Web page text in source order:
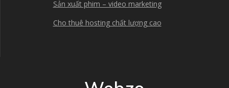
Sản xuất phim – video marketing
Cho thuê hosting chất lượng cao